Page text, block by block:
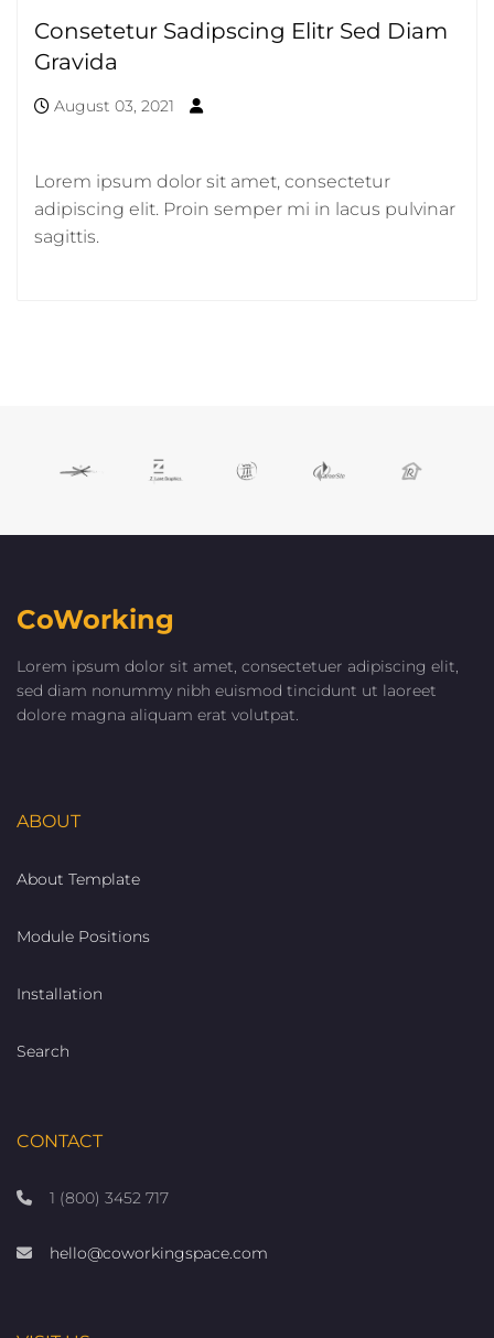
Consetetur Sadipscing Elitr Sed Diam
Gravida
August 03, 2021
Lorem ipsum dolor sit amet, consectetur
adipiscing elit. Proin semper mi in lacus pulvinar
sagittis.
CoWorking
Lorem ipsum dolor sit amet, consectetuer adipiscing elit,
sed diam nonummy nibh euismod tincidunt ut laoreet
dolore magna aliquam erat volutpat.
ABOUT
About Template
Module Positions
Installation
Search
CONTACT
1 (800) 3452 717
hello@coworkingspace.com